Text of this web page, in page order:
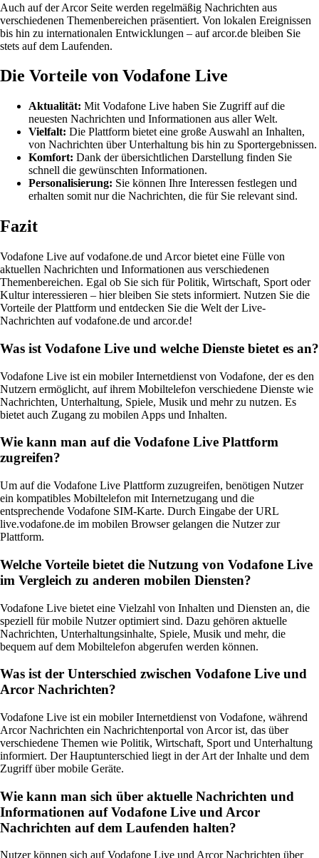
Auch auf der Arcor Seite werden regelmäßig Nachrichten aus
verschiedenen Themenbereichen präsentiert. Von lokalen Ereignissen
bis hin zu internationalen Entwicklungen – auf arcor.de bleiben Sie
stets auf dem Laufenden.
Die Vorteile von Vodafone Live
Aktualität: Mit Vodafone Live haben Sie Zugriff auf die
neuesten Nachrichten und Informationen aus aller Welt.
Vielfalt: Die Plattform bietet eine große Auswahl an Inhalten,
von Nachrichten über Unterhaltung bis hin zu Sportergebnissen.
Komfort: Dank der übersichtlichen Darstellung finden Sie
schnell die gewünschten Informationen.
Personalisierung: Sie können Ihre Interessen festlegen und
erhalten somit nur die Nachrichten, die für Sie relevant sind.
Fazit
Vodafone Live auf vodafone.de und Arcor bietet eine Fülle von
aktuellen Nachrichten und Informationen aus verschiedenen
Themenbereichen. Egal ob Sie sich für Politik, Wirtschaft, Sport oder
Kultur interessieren – hier bleiben Sie stets informiert. Nutzen Sie die
Vorteile der Plattform und entdecken Sie die Welt der Live-
Nachrichten auf vodafone.de und arcor.de!
Was ist Vodafone Live und welche Dienste bietet es an?
Vodafone Live ist ein mobiler Internetdienst von Vodafone, der es den
Nutzern ermöglicht, auf ihrem Mobiltelefon verschiedene Dienste wie
Nachrichten, Unterhaltung, Spiele, Musik und mehr zu nutzen. Es
bietet auch Zugang zu mobilen Apps und Inhalten.
Wie kann man auf die Vodafone Live Plattform
zugreifen?
Um auf die Vodafone Live Plattform zuzugreifen, benötigen Nutzer
ein kompatibles Mobiltelefon mit Internetzugang und die
entsprechende Vodafone SIM-Karte. Durch Eingabe der URL
live.vodafone.de im mobilen Browser gelangen die Nutzer zur
Plattform.
Welche Vorteile bietet die Nutzung von Vodafone Live
im Vergleich zu anderen mobilen Diensten?
Vodafone Live bietet eine Vielzahl von Inhalten und Diensten an, die
speziell für mobile Nutzer optimiert sind. Dazu gehören aktuelle
Nachrichten, Unterhaltungsinhalte, Spiele, Musik und mehr, die
bequem auf dem Mobiltelefon abgerufen werden können.
Was ist der Unterschied zwischen Vodafone Live und
Arcor Nachrichten?
Vodafone Live ist ein mobiler Internetdienst von Vodafone, während
Arcor Nachrichten ein Nachrichtenportal von Arcor ist, das über
verschiedene Themen wie Politik, Wirtschaft, Sport und Unterhaltung
informiert. Der Hauptunterschied liegt in der Art der Inhalte und dem
Zugriff über mobile Geräte.
Wie kann man sich über aktuelle Nachrichten und
Informationen auf Vodafone Live und Arcor
Nachrichten auf dem Laufenden halten?
Nutzer können sich auf Vodafone Live und Arcor Nachrichten über